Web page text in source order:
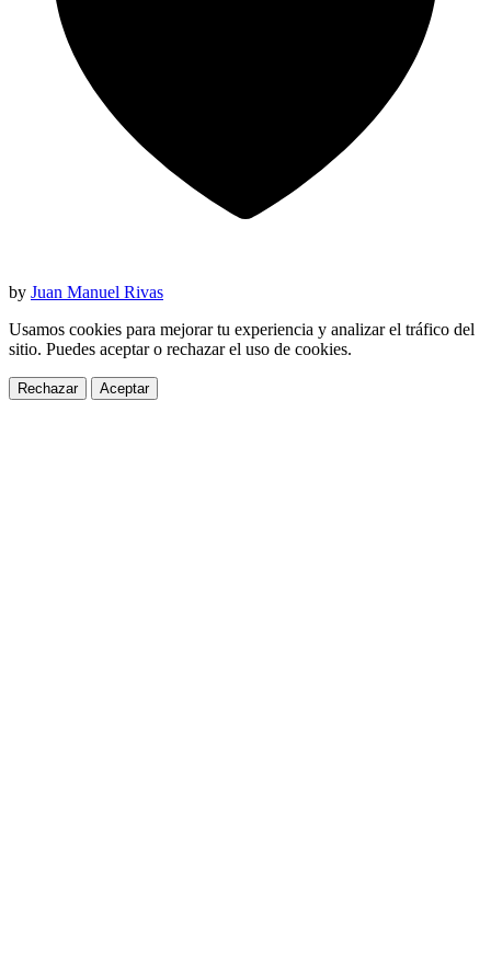
by Juan Manuel Rivas
Usamos cookies para mejorar tu experiencia y analizar el tráfico del
sitio. Puedes aceptar o rechazar el uso de cookies.
Rechazar Aceptar